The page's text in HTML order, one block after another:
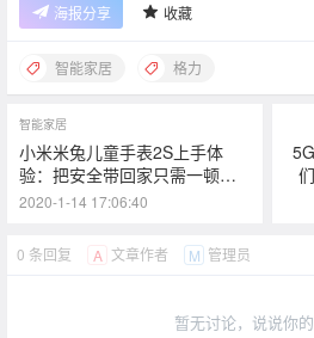
海报分享 收藏
智能家居 格力
智能家居
小米米兔儿童手表2S上手体
验：把安全带回家只需一顿饭
的钱
2020-1-14 17:06:40
0 条回复 A 文章作者 M 管理员
暂无讨论，说说你